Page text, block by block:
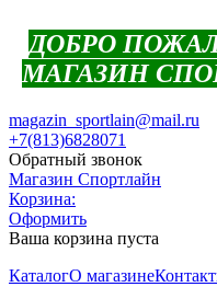
ДОБРО
МАГАЗИН
magazin_sportlain@mail.ru
+7(813)6828071
Обратный звонок
Магазин Спортлайн
Корзина:
Оформить
Ваша корзина пуста
КаталогО магазине